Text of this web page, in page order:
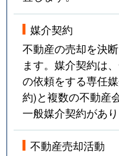
媒介契約
不動産の売却を決
ます。媒介契約は
の依頼をする専任
約)と複数の不動産
一般媒介契約があり
不動産売却活動